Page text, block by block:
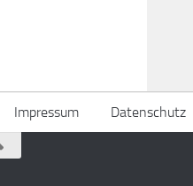
Impressum Datenschutz